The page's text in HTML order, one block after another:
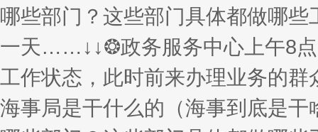
哪些部门？这些部门具体都做哪
一天……↓↓❂政务服务中心上午8点
工作状态，此时前来办理业务的
海事局是干什么的（海事到底是